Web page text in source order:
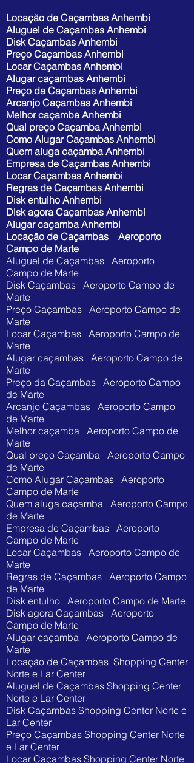
Locação de Caçambas Anhembi
Aluguel de Caçambas Anhembi
Disk Caçambas Anhembi
Preço Caçambas Anhembi
Locar Caçambas Anhembi
Alugar caçambas Anhembi
Preço da Caçambas Anhembi
Arcanjo Caçambas Anhembi
Melhor caçamba Anhembi
Qual preço Caçamba Anhembi
Como Alugar Caçambas Anhembi
Quem aluga caçamba Anhembi
Empresa de Caçambas Anhembi
Locar Caçambas Anhembi
Regras de Caçambas Anhembi
Disk entulho Anhembi
Disk agora Caçambas Anhembi
Alugar caçamba Anhembi
Locação de Caçambas Aeroporto
Campo de Marte
Aluguel de Caçambas Aeroporto
Campo de Marte
Disk Caçambas Aeroporto Campo de
Marte
Preço Caçambas Aeroporto Campo de
Marte
Locar Caçambas Aeroporto Campo de
Marte
Alugar caçambas Aeroporto Campo de
Marte
Preço da Caçambas Aeroporto Campo
de Marte
Arcanjo Caçambas Aeroporto Campo
de Marte
Melhor caçamba Aeroporto Campo de
Marte
Qual preço Caçamba Aeroporto Campo
de Marte
Como Alugar Caçambas Aeroporto
Campo de Marte
Quem aluga caçamba Aeroporto Campo
de Marte
Empresa de Caçambas Aeroporto
Campo de Marte
Locar Caçambas Aeroporto Campo de
Marte
Regras de Caçambas Aeroporto Campo
de Marte
Disk entulho Aeroporto Campo de Marte
Disk agora Caçambas Aeroporto
Campo de Marte
Alugar caçamba Aeroporto Campo de
Marte
Locação de Caçambas Shopping Center
Norte e Lar Center
Aluguel de Caçambas Shopping Center
Norte e Lar Center
Disk Caçambas Shopping Center Norte e
Lar Center
Preço Caçambas Shopping Center Norte
e Lar Center
Locar Caçambas Shopping Center Norte